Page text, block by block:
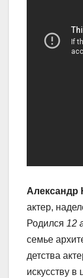
Александр
актер,
Родился 12
семье
детства
искусству